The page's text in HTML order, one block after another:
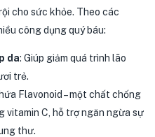
cho sức khỏe. Theo các
công dụng quý báu:
da: Giúp giảm quá trình lão
trẻ.
Flavonoid – một chất chống
vitamin C, hỗ trợ ngăn ngừa sự
thư.